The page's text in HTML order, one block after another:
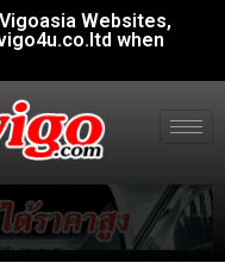
Websites,
when